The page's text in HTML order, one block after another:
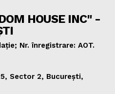
HOUSE INC" -
Nr. înregistrare: AOT.
Sector 2, București,